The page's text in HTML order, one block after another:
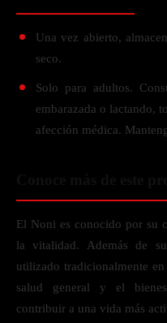
Una vez abierto,
seco.
Solo para adultos.
embarazada o lactando,
afección médica.
El Noni es conocido por su
la vitalidad. Además de
utilizado tradicionalmente
salud general y el
contribuir a una vida más